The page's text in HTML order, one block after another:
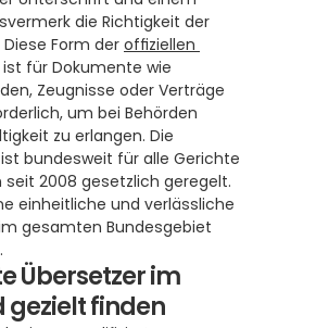
die Richtigkeit der
Form der offiziellen
ist für Dokumente wie
Zeugnisse oder Verträge
um bei Behörden
zu erlangen. Die
bundesweit für alle Gerichte
seit 2008 gesetzlich geregelt.
einheitliche und verlässliche
gesamten Bundesgebiet
Übersetzer im
gezielt finden